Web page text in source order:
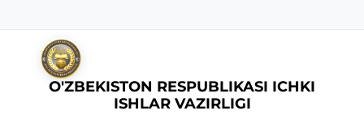
O'ZBEKISTON RESPUBLIKASI ICHKI
ISHLAR VAZIRLIGI